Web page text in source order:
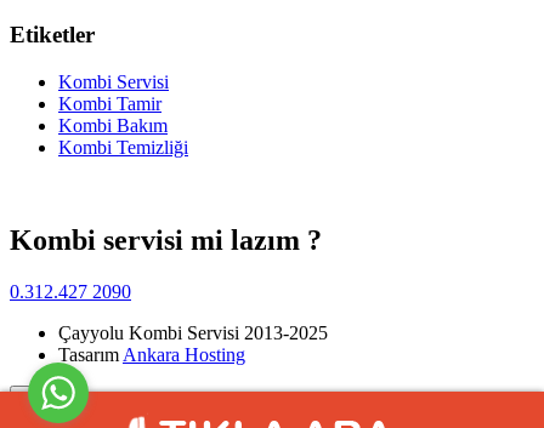
Etiketler
Kombi Servisi
Kombi Tamir
Kombi Bakım
Kombi Temizliği
Kombi servisi mi lazım ?
0.312.427 2090
Çayyolu Kombi Servisi 2013-2025
Tasarım Ankara Hosting
Yukarı